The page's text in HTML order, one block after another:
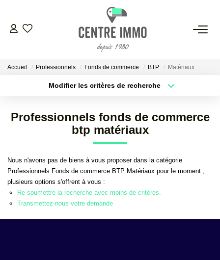
VENTES
ESTIMATION
NOS BIENS VENDUS
NOS AGENCES
Accueil Professionnels Fonds de commerce BTP Matériaux
Modifier les critères de recherche
Budget max
Professionnels fonds de commerce
btp matériaux
Nous n'avons pas de biens à vous proposer dans la catégorie
Professionnels Fonds de commerce BTP Matériaux pour le moment ,
plusieurs options s'offrent à vous :
Re-soumettre la recherche avec moins de critères.
Transmettez-nous votre demande